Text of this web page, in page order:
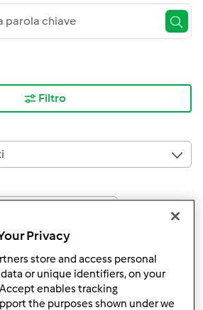
Filtro
4 | Ultimo messaggio
Privacy
store and access personal
or unique identifiers, on your
enables tracking
the purposes shown under we